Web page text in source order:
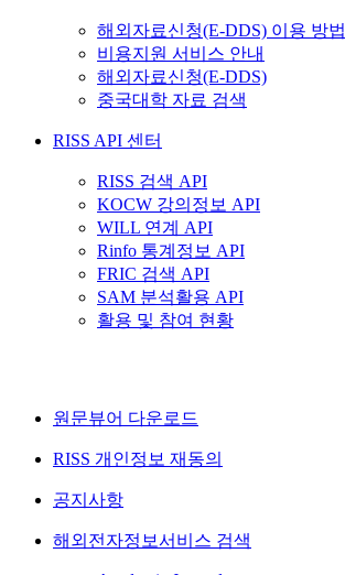
해외자료신청(E-DDS) 이용 방법
비용지원 서비스 안내
해외자료신청(E-DDS)
중국대학 자료 검색
RISS API 센터
RISS 검색 API
KOCW 강의정보 API
WILL 연계 API
Rinfo 통계정보 API
FRIC 검색 API
SAM 분석활용 API
활용 및 참여 현황
원문뷰어 다운로드
RISS 개인정보 재동의
공지사항
해외전자정보서비스 검색